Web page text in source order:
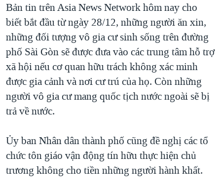
BÊN KIA QUỐC LỘ: TIẾNG VỌNG TỪ NÔNG THÔN MỸ
QUAN HỆ VIỆT MỸ
Bản tin trên Asia News Network hôm nay cho
biết bắt đầu từ ngày 28/12, những người ăn xin,
những đối tượng vô gia cư sinh sống trên đường
phố Sài Gòn sẽ được đưa vào các trung tâm hỗ trợ
xã hội nếu cơ quan hữu trách không xác minh
được gia cảnh và nơi cư trú của họ. Còn những
người vô gia cư mang quốc tịch nước ngoài sẽ bị
trả về nước.
Ủy ban Nhân dân thành phố cũng đề nghị các tổ
chức tôn giáo vận động tín hữu thực hiện chủ
trương không cho tiền những người hành khất.